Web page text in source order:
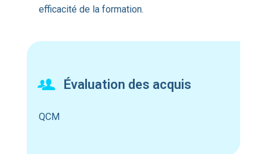
efficacité de la formation.
Évaluation des acquis
QCM